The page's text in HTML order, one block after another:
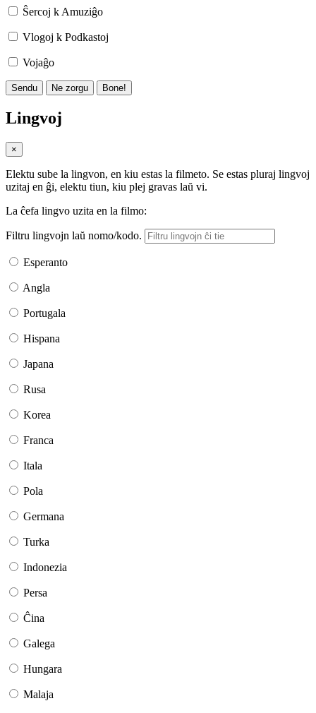
Ŝercoj k Amuziĝo
Vlogoj k Podkastoj
Vojaĝo
Sendu Ne zorgu Bone!
Lingvoj
×
Elektu sube la lingvon, en kiu estas la filmeto. Se estas pluraj lingvoj
uzitaj en ĝi, elektu tiun, kiu plej gravas laŭ vi.
La ĉefa lingvo uzita en la filmo:
Filtru lingvojn laŭ nomo/kodo.
Esperanto
Angla
Portugala
Hispana
Japana
Rusa
Korea
Franca
Itala
Pola
Germana
Turka
Indonezia
Persa
Ĉina
Galega
Hungara
Malaja